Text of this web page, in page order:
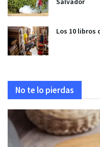
Los 10 libros
No te lo pierdas